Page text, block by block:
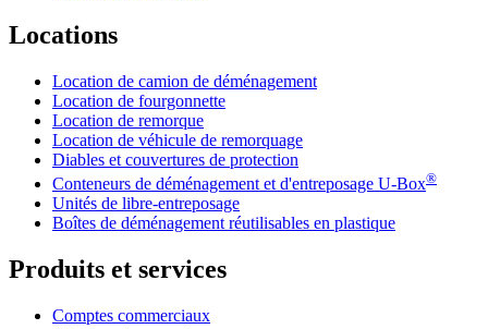
Locations
Location de camion de déménagement
Location de fourgonnette
Location de remorque
Location de véhicule de remorquage
Diables et couvertures de protection
Conteneurs de déménagement et d'entreposage U-Box®
Unités de libre-entreposage
Boîtes de déménagement réutilisables en plastique
Produits et services
Comptes commerciaux